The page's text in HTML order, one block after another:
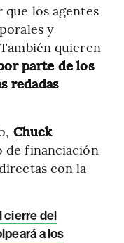
que los agentes
y
quieren
parte de los
redadas
Chuck
de financiación
con la
cierre del
a los